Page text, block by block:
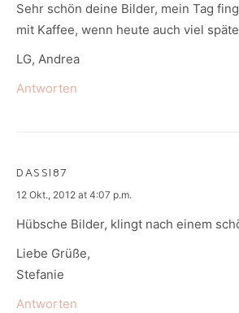
Sehr schön deine Bilder, mein Tag
mit Kaffee, wenn heute auch viel
LG, Andrea
Antworten
DASSI87
says:
12 Okt., 2012 at 4:07 p.m.
Hübsche Bilder, klingt nach einem
Liebe Grüße,
Stefanie
Antworten